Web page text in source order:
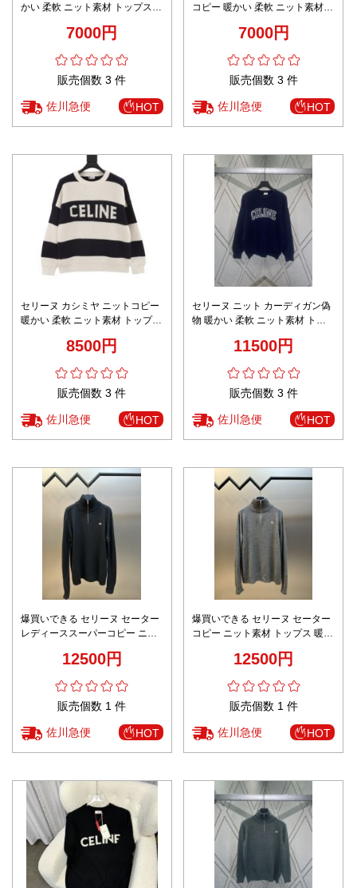
かい 柔軟 ニット素材 トップス
7000円
販売個数 3 件
佐川急便 HOT
コピー 暖かい 柔軟 ニット素材
7000円
販売個数 3 件
佐川急便 HOT
セリーヌ カシミヤ ニットコピー
暖かい 柔軟 ニット素材 トップス
8500円
販売個数 3 件
佐川急便 HOT
セリーヌ ニット カーディガン偽
物 暖かい 柔軟 ニット素材 トッ
11500円
販売個数 3 件
佐川急便 HOT
爆買いできる セリーヌ セーター
レディーススーパーコピー ニッ
い ハイネック ブラック
12500円
販売個数 1 件
佐川急便 HOT
爆買いできる セリーヌ セーター
コピー ニット素材 トップス 暖か
12500円
販売個数 1 件
佐川急便 HOT